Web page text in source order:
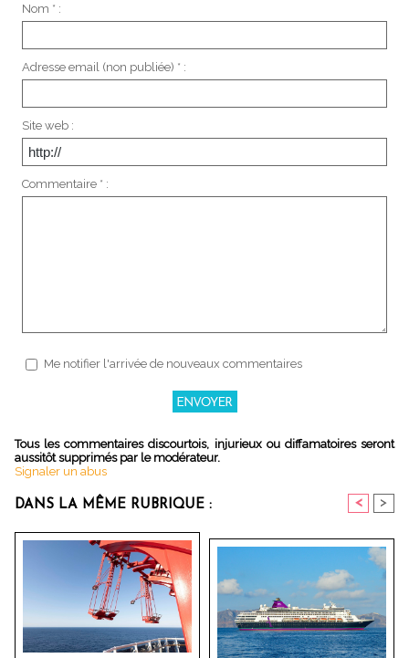
Nom * :
Adresse email (non publiée) * :
Site web :
Commentaire * :
Me notifier l'arrivée de nouveaux commentaires
Tous les commentaires discourtois, injurieux ou diffamatoires seront
aussitôt supprimés par le modérateur.
Signaler un abus
DANS LA MÊME RUBRIQUE : < >